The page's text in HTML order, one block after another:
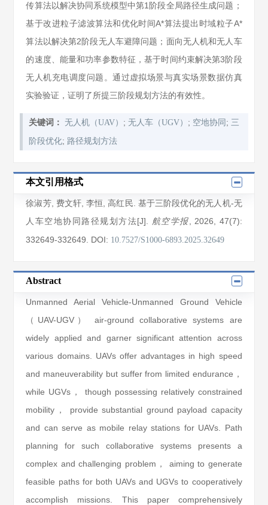
传算法以解决协同系统模型中第1阶段全局路径生成问题；
基于改进粒子滤波算法和优化时间A*算法提出时域粒子A*
算法以解决第2阶段无人车避障问题；面向无人机和无人车
的速度、能量和功率参数特征，基于时间约束解决第3阶段
无人机充电调度问题。通过虚拟场景与真实场景数据仿真
实验验证，证明了所提三阶段规划方法的有效性。
关键词： 无人机（UAV） ;无人车（UGV） ; 空地协同 ; 三
阶段优化; 路径规划方法
本文引用格式
徐淑芳, 费文轩 ,李恒 ,高红民 . 基于三阶段优化的无人机-无
人车空地协同路径规划方法[J].
航空学报 , 2026 , 47(7):
332649-332649 DOI: 10.7527/S1000-6893.2025.32649
Abstract
Unmanned Aerial Vehicle-Unmanned Ground Vehicle
（UAV-UGV） air-ground collaborative systems are
widely applied and garner significant attention across
various domains. UAVs offer advantages in high speed
and maneuverability but suffer from limited endurance，
while UGVs， though possessing relatively constrained
mobility， provide substantial ground payload capacity
and can serve as mobile relay stations for UAVs. Path
planning for such collaborative systems presents a
complex and challenging problem， aiming to generate
feasible paths for both UAVs and UGVs to cooperatively
accomplish missions. This paper comprehensively